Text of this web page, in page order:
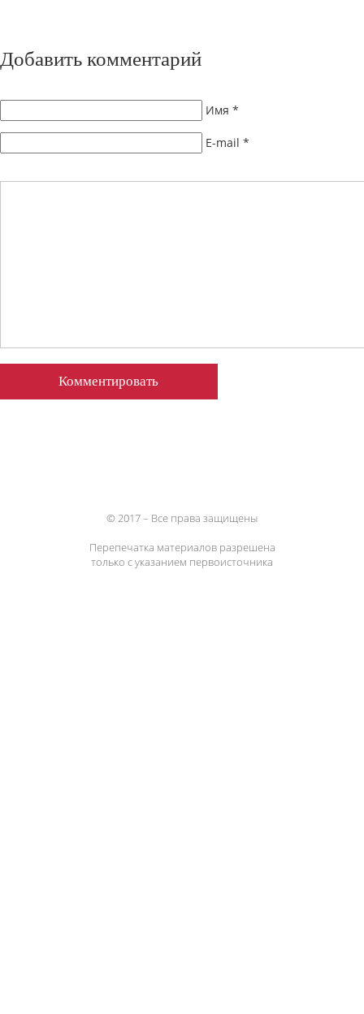
Добавить комментарий
Имя *
E-mail *
© 2017 – Все права защищены
Перепечатка материалов разрешена
только с указанием первоисточника